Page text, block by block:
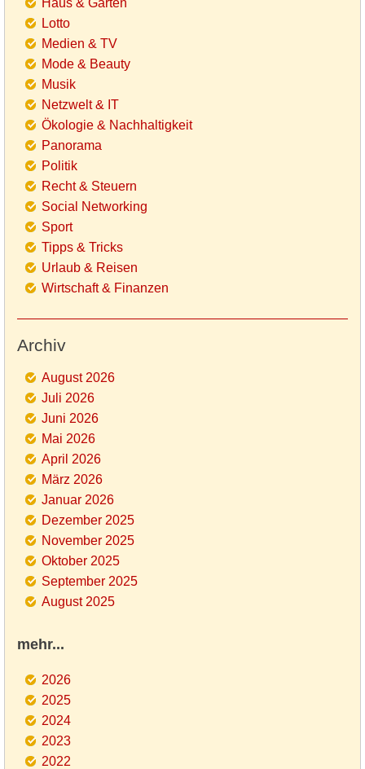
Lotto
Medien & TV
Mode & Beauty
Musik
Netzwelt & IT
Ökologie & Nachhaltigkeit
Panorama
Politik
Recht & Steuern
Social Networking
Sport
Tipps & Tricks
Urlaub & Reisen
Wirtschaft & Finanzen
Archiv
August 2026
Juli 2026
Juni 2026
Mai 2026
April 2026
März 2026
Januar 2026
Dezember 2025
November 2025
Oktober 2025
September 2025
August 2025
mehr...
2026
2025
2024
2023
2022